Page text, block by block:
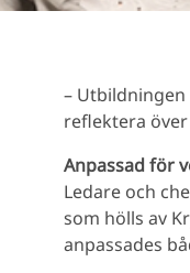
–
reflektera över
Anpassad för
Ledare och
som hölls av
anpassades